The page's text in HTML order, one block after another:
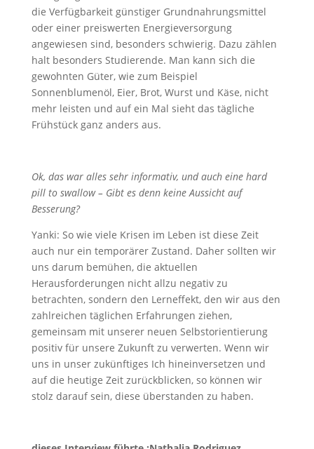
die Verfügbarkeit günstiger Grundnahrungsmittel
oder einer preiswerten Energieversorgung
angewiesen sind, besonders schwierig. Dazu zählen
halt besonders Studierende. Man kann sich die
gewohnten Güter, wie zum Beispiel
Sonnenblumenöl, Eier, Brot, Wurst und Käse, nicht
mehr leisten und auf ein Mal sieht das tägliche
Frühstück ganz anders aus.
Ok, das war alles sehr informativ, und auch eine hard
pill to swallow – Gibt es denn keine Aussicht auf
Besserung?
Yanki: So wie viele Krisen im Leben ist diese Zeit
auch nur ein temporärer Zustand. Daher sollten wir
uns darum bemühen, die aktuellen
Herausforderungen nicht allzu negativ zu
betrachten, sondern den Lerneffekt, den wir aus den
zahlreichen täglichen Erfahrungen ziehen,
gemeinsam mit unserer neuen Selbstorientierung
positiv für unsere Zukunft zu verwerten. Wenn wir
uns in unser zukünftiges Ich hineinversetzen und
auf die heutige Zeit zurückblicken, so können wir
stolz darauf sein, diese überstanden zu haben.